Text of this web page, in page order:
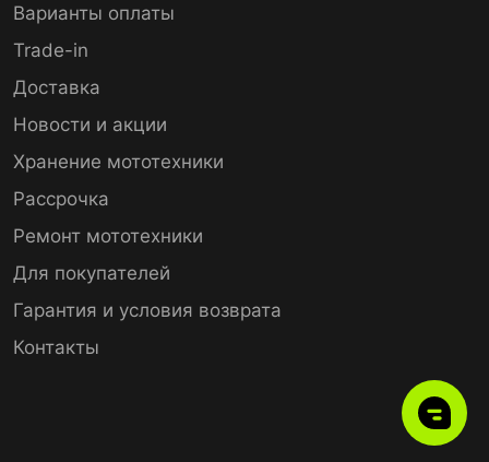
Варианты оплаты
Trade-in
Доставка
Новости и акции
Хранение мототехники
Рассрочка
Ремонт мототехники
Для покупателей
Гарантия и условия возврата
Контакты